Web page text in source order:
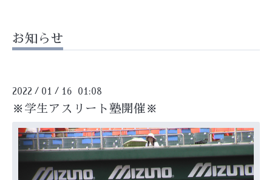
お知らせ
2022 / 01 / 16 01:08
※学生アスリート塾開催※